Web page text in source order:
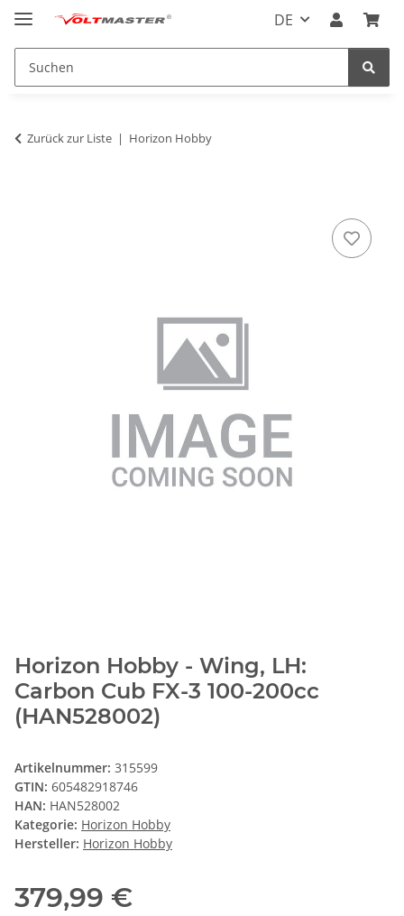
DE
Zurück zur Liste Horizon Hobby
Horizon Hobby - Wing, LH:
Carbon Cub FX-3 100-200cc
(HAN528002)
Artikelnummer: 315599
GTIN: 605482918746
HAN: HAN528002
Kategorie: Horizon Hobby
Hersteller: Horizon Hobby
379,99 €